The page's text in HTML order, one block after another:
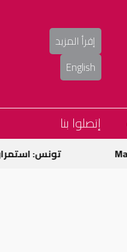
إقرأ المزيد
English
إتصلوا بنا
تونس: استمرار